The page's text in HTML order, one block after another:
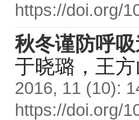
https://doi.org/
秋冬谨防呼
于晓璐，王
2016, 11 (10):
https://doi.org/